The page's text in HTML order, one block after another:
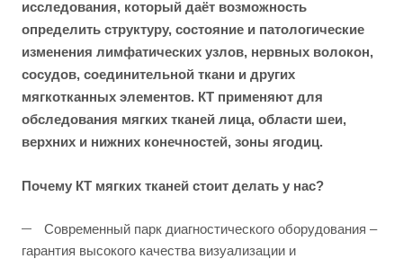
исследования, который даёт возможность
определить структуру, состояние и патологические
изменения лимфатических узлов, нервных волокон,
сосудов, соединительной ткани и других
мягкотканных элементов. КТ применяют для
обследования мягких тканей лица, области шеи,
верхних и нижних конечностей, зоны ягодиц.
Почему КТ мягких тканей стоит делать у нас?
Современный парк диагностического оборудования –
гарантия высокого качества визуализации и